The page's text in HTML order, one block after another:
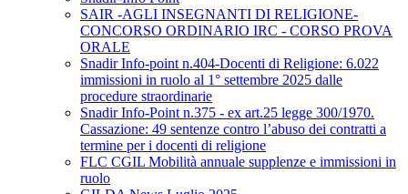
SAIR -AGLI INSEGNANTI DI RELIGIONE-
CONCORSO ORDINARIO IRC - CORSO PROVA
ORALE
Snadir Info-point n.404-Docenti di Religione: 6.022
immissioni in ruolo al 1° settembre 2025 dalle
procedure straordinarie
Snadir Info-Point n.375 - ex art.25 legge 300/1970.
Cassazione: 49 sentenze contro l’abuso dei contratti a
termine per i docenti di religione
FLC CGIL Mobilità annuale supplenze e immissioni in
ruolo